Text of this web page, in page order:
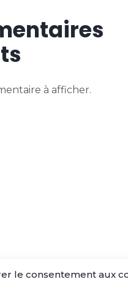
le consentement aux
à afficher.